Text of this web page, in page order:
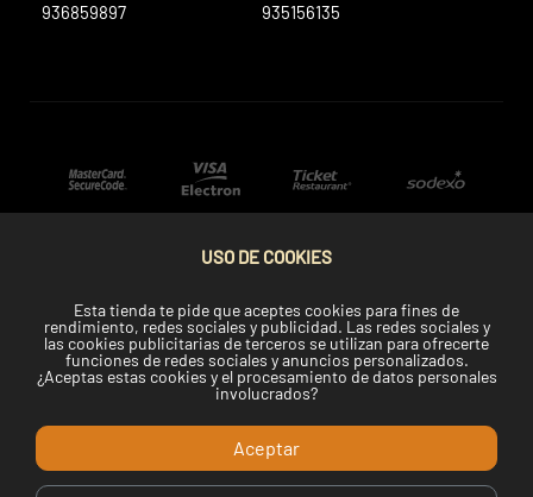
936859897
935156135
Copyright © 2024 Telemaki.com.Desarrollado por Dasys
USO DE COOKIES
Esta tienda te pide que aceptes cookies para fines de
rendimiento, redes sociales y publicidad. Las redes sociales y
las cookies publicitarias de terceros se utilizan para ofrecerte
funciones de redes sociales y anuncios personalizados.
¿Aceptas estas cookies y el procesamiento de datos personales
involucrados?
Aceptar